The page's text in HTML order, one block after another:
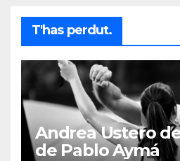
T'has perdut.
Andrea Ustero
de Pablo Aymá